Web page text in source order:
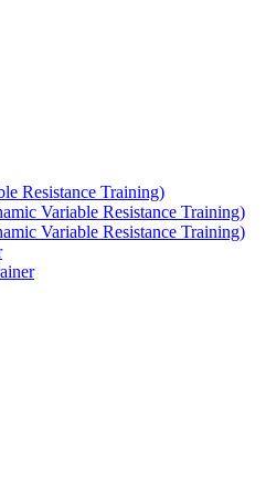
Resistance Training)
Variable Resistance Training)
Variable Resistance Training)